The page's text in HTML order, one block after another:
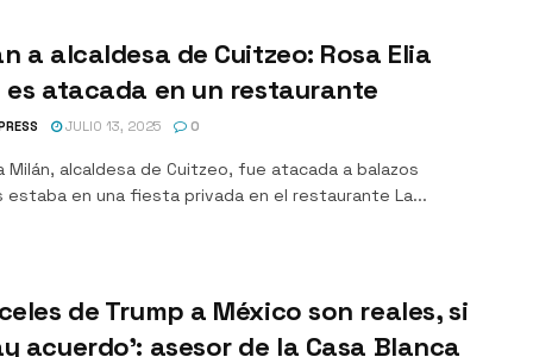
a alcaldesa de Cuitzeo: Rosa Elia
es atacada en un restaurante
JULIO 13, 2025 0
Milán, alcaldesa de Cuitzeo, fue atacada a balazos
estaba en una fiesta privada en el restaurante La...
de Trump a México son reales, si
acuerdo’: asesor de la Casa Blanca